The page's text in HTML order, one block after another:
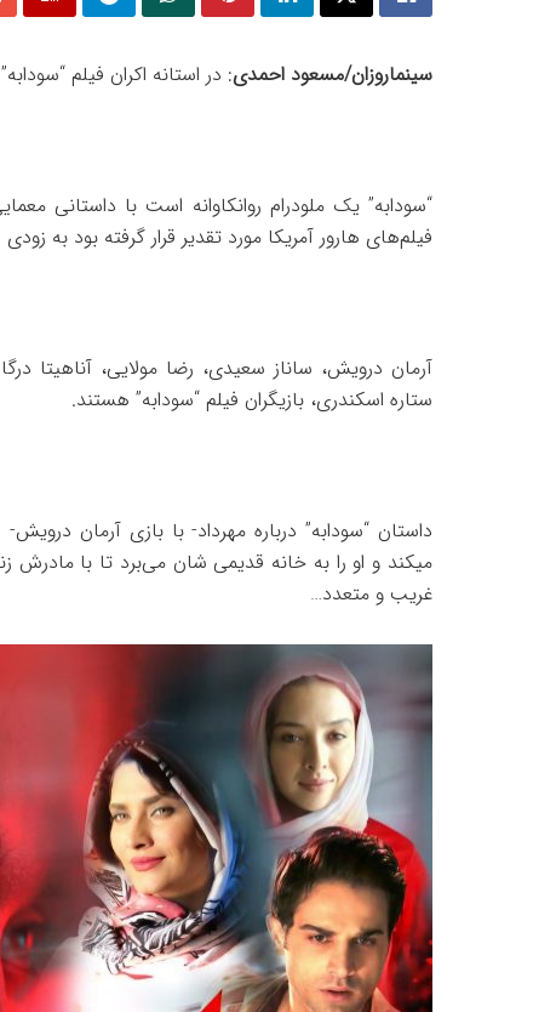
سینماروزان/مسعود احمدی: در استانه اکران فیلم
“سودابه” یک ملودرام روانکاوانه است با داستانی
فیلم‌های هارور آمریکا مورد تقدیر قرار گرفته بود به
آرمان درویش، ساناز سعیدی، رضا مولایی، آناهیتا
ستاره اسکندری، بازیگران فیلم “سودابه” هستند.
داستان “سودابه” درباره مهرداد- با بازی آرمان
میکند و او را به خانه قدیمی شان می‌برد تا با مادرش
غریب و متعدد…